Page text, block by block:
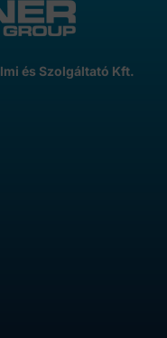
és Szolgáltató Kft.